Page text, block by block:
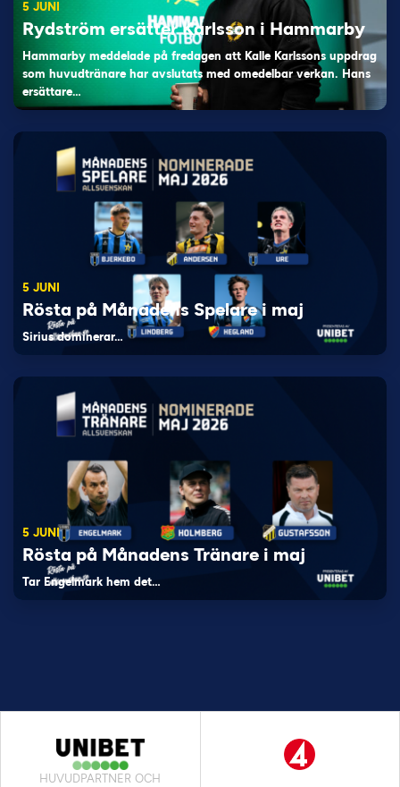
5 JUNI
Rydström ersätter Karlsson i Hammarby
Hammarby meddelade på fredagen att Kalle Karlssons uppdrag
som huvudtränare har avslutats med omedelbar verkan. Hans
ersättare…
5 JUNI
Rösta på Månadens Spelare i maj
Sirius dominerar…
5 JUNI
Rösta på Månadens Tränare i maj
Tar Engelmark hem det…
HUVUDPARTNER OCH